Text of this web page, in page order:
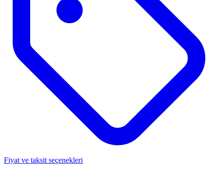
Fiyat ve taksit seçenekleri